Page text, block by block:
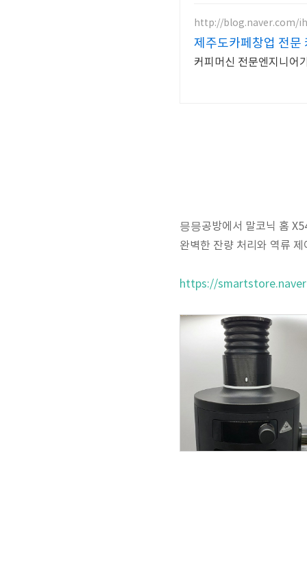
http://blog.naver.com/
제주도카페창업 전문
커피머신 전문엔지니어
믕믕공방에서 말코닉 홈
완벽한 잔량 처리와 역류
https://